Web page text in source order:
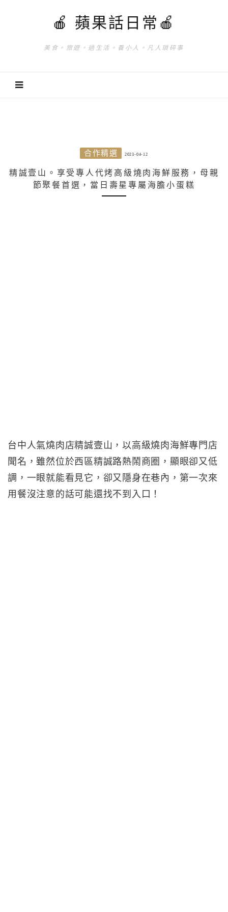
🍎 蘋果話日常🍎
美食。旅遊。過生活。養小人。凡人瑣碎事
合作精選 2023-04-12
精誠壹山。享受專人代烤高級燒肉海鮮服務，母親
節聚餐首選，當日壽星專屬海膽小蛋糕
台中人氣燒肉店精誠壹山，以高級燒肉海鮮專門店
聞名，雖然位於西區精誠路熱鬧商圈，顯眼卻又低
調，一眼就能看見它，卻又隱身在巷內，第一次來
用餐沒注意的話可能還找不到入口！